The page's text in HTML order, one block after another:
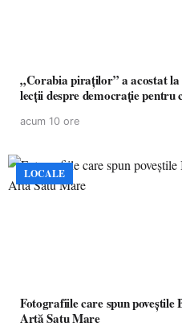
„Corabia piraților” a acostat
lecții despre democrație
acum 10 ore
LOCALE
Fotografiile care spun poveștile
Artă Satu Mare